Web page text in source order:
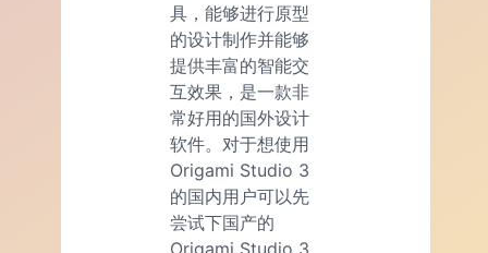
具，能够进行原型
的设计制作并能够
提供丰富的智能交
互效果，是一款非
常好用的国外设计
软件。对于想使用
Origami Studio 3
的国内用户可以先
尝试下国产的